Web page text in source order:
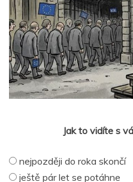
Jak to vidíte s
nejpozději do roka skončí
ještě pár let se potáhne